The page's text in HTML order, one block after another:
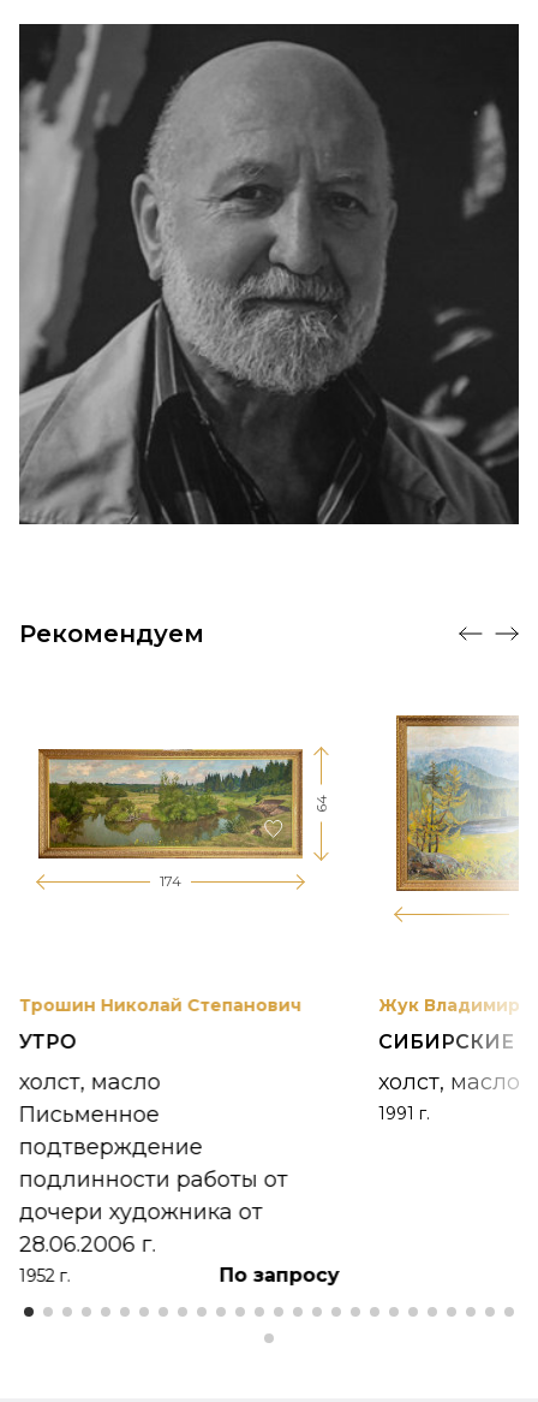
Рекомендуем
174
64
Трошин Николай Степанович
УТРО
холст, масло
Письменное
подтверждение
подлинности работы от
дочери художника от
28.06.2006 г.
1952 г. По запросу
Жук Владимир
СИБИРСКИЕ
холст, масло
1991 г.